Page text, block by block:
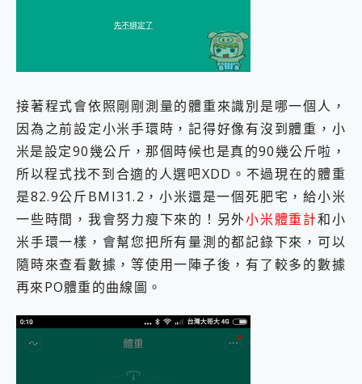
接著程式會依照剛剛測量的體重來識別是哪一個人，
因為之前設定小米手環時，記得好像有沒到體重，小
米是設定90幾公斤，那個時候也是真的90幾公斤啦，
所以程式找不到合適的人選吧XDD。不過現在的體重
是82.9公斤BMI31.2，小米還是一個死肥宅，給小米
一些時間，我會努力瘦下來的！另外小米體重計和小
米手環一樣，會幫您把所有量測的都記錄下來，可以
隨時來查看數據，等使用一陣子後，有了較多的數據
再來PO體重的曲線圖。